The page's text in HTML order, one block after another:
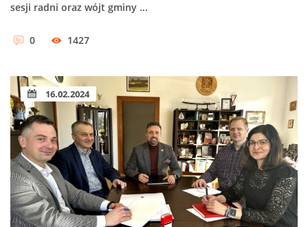
sesji radni oraz wójt gminy ...
0 1427
16.02.2024